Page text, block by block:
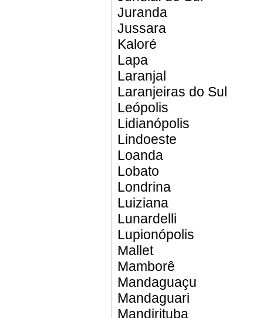
Juranda
Jussara
Kaloré
Lapa
Laranjal
Laranjeiras do Sul
Leópolis
Lidianópolis
Lindoeste
Loanda
Lobato
Londrina
Luiziana
Lunardelli
Lupionópolis
Mallet
Mamborê
Mandaguaçu
Mandaguari
Mandirituba